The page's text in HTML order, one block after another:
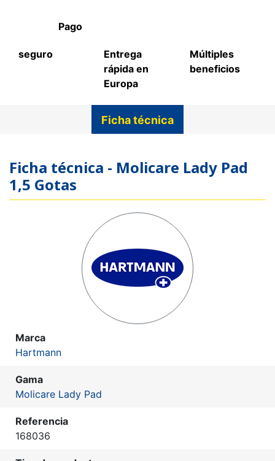
Pago
seguro
Entrega
rápida en
Europa
Múltiples
beneficios
Ficha técnica
Ficha técnica - Molicare Lady Pad
1,5 Gotas
Marca
Hartmann
Gama
Molicare Lady Pad
Referencia
168036